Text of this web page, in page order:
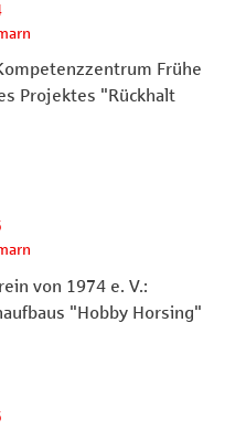
Frühe
Projektes "Rückhalt
von 1974 e. V.:
"Hobby Horsing"